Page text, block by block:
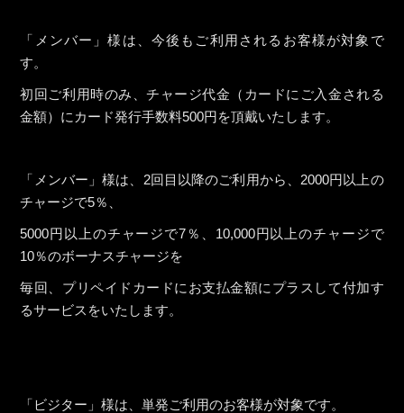
「メンバー」様は、今後もご利用されるお客様が対象で
す。
初回ご利用時のみ、チャージ代金（カードにご入金される
金額）にカード発行手数料500円を頂戴いたします。
「メンバー」様は、2回目以降のご利用から、2000円以上の
チャージで5％、
5000円以上のチャージで7％、10,000円以上のチャージで
10％のボーナスチャージを
毎回、プリペイドカードにお支払金額にプラスして付加す
るサービスをいたします。
「ビジター」様は、単発ご利用のお客様が対象です。